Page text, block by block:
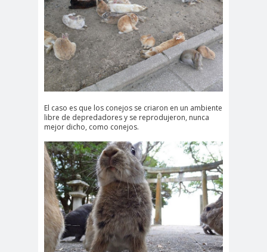
El caso es que los conejos se criaron en un ambiente
libre de depredadores y se reprodujeron, nunca
mejor dicho, como conejos.